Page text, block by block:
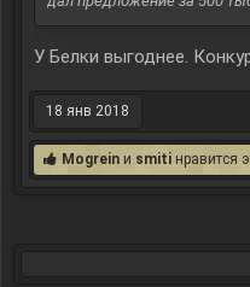
У Белки выгоднее.
18 янв 2018
Mogrein и smiti нравится